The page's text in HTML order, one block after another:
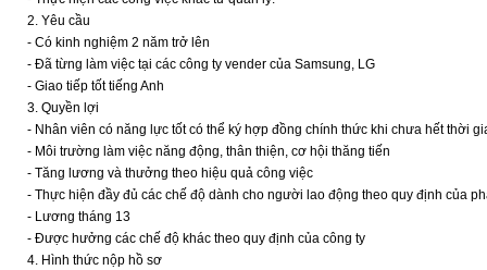
2. Yêu cầu
- Có kinh nghiệm 2 năm trở lên
- Đã từng làm việc tại các công ty vender của Samsung, LG
- Giao tiếp tốt tiếng Anh
3. Quyền lợi
- Nhân viên có năng lực tốt có thể ký hợp đồng chính thức khi chưa hết thời
- Môi trường làm việc năng động, thân thiện, cơ hội thăng tiến
- Tăng lương và thưởng theo hiệu quả công việc
- Thực hiện đầy đủ các chế độ dành cho người lao động theo quy định của
- Lương tháng 13
- Được hưởng các chế độ khác theo quy định của công ty
4. Hình thức nộp hồ sơ